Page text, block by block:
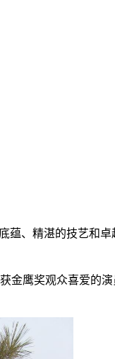
蕴、精湛的技艺和
鹰奖观众喜爱的